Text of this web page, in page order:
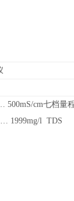
500mS/cm七档量
1999mg/l TDS